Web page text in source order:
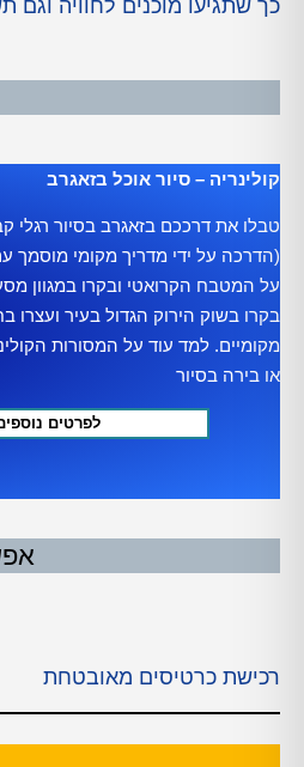
כך שתגיעו מוכנים לחוויה וגם
קולינריה – סיור אוכל בזאגרב
טבלו את דרככם בזאגרב בסיור רגלי
על המטבח הקרואטי ובקרו במגוון
בקרו בשוק הירוק הגדול בעיר ועצרו
מקומיים. למד עוד על המסורות
או בירה בסיור
לפרטים
רכישת כרטיסים מאובטחת